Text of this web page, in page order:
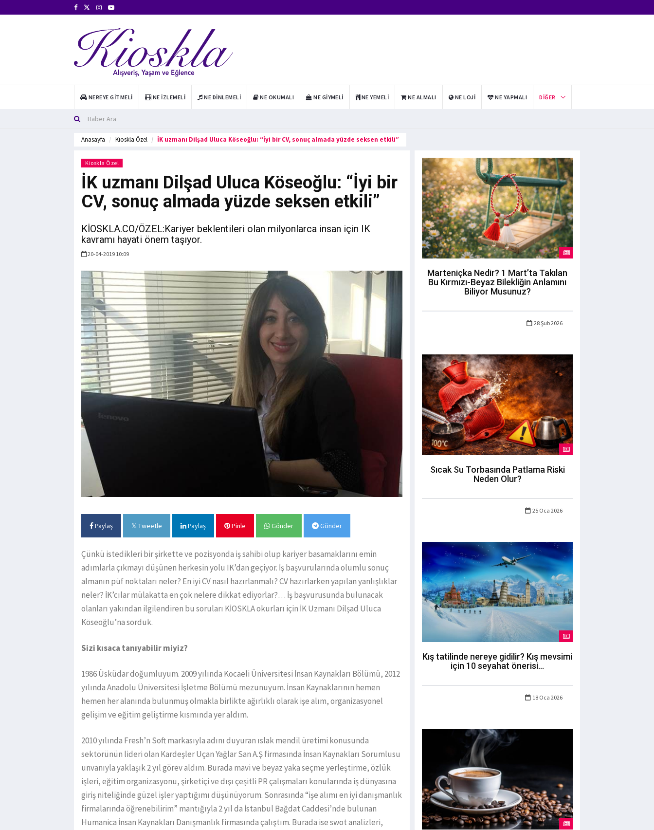
NEREYE GITMELI NE İZLEMELI NE DINLEMELI NE OKUMALI NE GIYMELI NE YEMELI NE ALMALI NE LOJI NE YAPMALI DIĞER
Anasayfa Kioskla Özel İK uzmanı Dilşad Uluca Köseoğlu: “İyi bir CV, sonuç almada yüzde seksen etkili”
Kioskla Özel
İK uzmanı Dilşad Uluca Köseoğlu: “İyi bir
CV, sonuç almada yüzde seksen etkili”
KİOSKLA.CO/ÖZEL:Kariyer beklentileri olan milyonlarca insan için IK
kavramı hayati önem taşıyor.
20-04-2019 10:09
Paylaş Tweetle Paylaş Pinle Gönder Gönder
Çünkü istedikleri bir şirkette ve pozisyonda iş sahibi olup kariyer basamaklarını emin
adımlarla çıkmayı düşünen herkesin yolu IK’dan geçiyor. İş başvurularında olumlu sonuç
almanın püf noktaları neler? En iyi CV nasıl hazırlanmalı? CV hazırlarken yapılan yanlışlıklar
neler? İK’cılar mülakatta en çok nelere dikkat ediyorlar?… İş başvurusunda bulunacak
olanları yakından ilgilendiren bu soruları KİOSKLA okurları için İK Uzmanı Dilşad Uluca
Köseoğlu’na sorduk.
Sizi kısaca tanıyabilir miyiz?
1986 Üsküdar doğumluyum. 2009 yılında Kocaeli Üniversitesi İnsan Kaynakları Bölümü, 2012
yılında Anadolu Üniversitesi İşletme Bölümü mezunuyum. İnsan Kaynaklarının hemen
hemen her alanında bulunmuş olmakla birlikte ağırlıklı olarak işe alım, organizasyonel
gelişim ve eğitim geliştirme kısmında yer aldım.
2010 yılında Fresh’n Soft markasıyla adını duyuran ıslak mendil üretimi konusunda
sektörünün lideri olan Kardeşler Uçan Yağlar San A.Ş firmasında İnsan Kaynakları Sorumlusu
unvanıyla yaklaşık 2 yıl görev aldım. Burada mavi ve beyaz yaka seçme yerleştirme, özlük
işleri, eğitim organizasyonu, şirketiçi ve dışı çeşitli PR çalışmaları konularında iş dünyasına
giriş niteliğinde güzel işler yaptığımı düşünüyorum. Sonrasında “işe alımı en iyi danışmanlık
firmalarında öğrenebilirim” mantığıyla 2 yıl da İstanbul Bağdat Caddesi’nde bulunan
Humanica İnsan Kaynakları Danışmanlık firmasında çalıştım. Burada ise swot analizleri,
Marteniçka Nedir? 1 Mart’ta Takılan
Bu Kırmızı-Beyaz Bilekliğin Anlamını
Biliyor Musunuz?
28 Şub 2026
Sıcak Su Torbasında Patlama Riski
Neden Olur?
25 Oca 2026
Kış tatilinde nereye gidilir? Kış mevsimi
için 10 seyahat önerisi...
18 Oca 2026